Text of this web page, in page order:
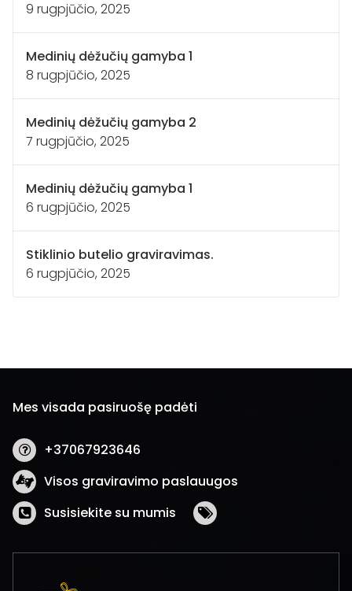
9 rugpjūčio, 2025
Medinių dėžučių gamyba 1
8 rugpjūčio, 2025
Medinių dėžučių gamyba 2
7 rugpjūčio, 2025
Medinių dėžučių gamyba 1
6 rugpjūčio, 2025
Stiklinio butelio graviravimas.
6 rugpjūčio, 2025
Mes visada pasiruošę padėti
+37067923646
Visos graviravimo paslauugos
Susisiekite su mumis